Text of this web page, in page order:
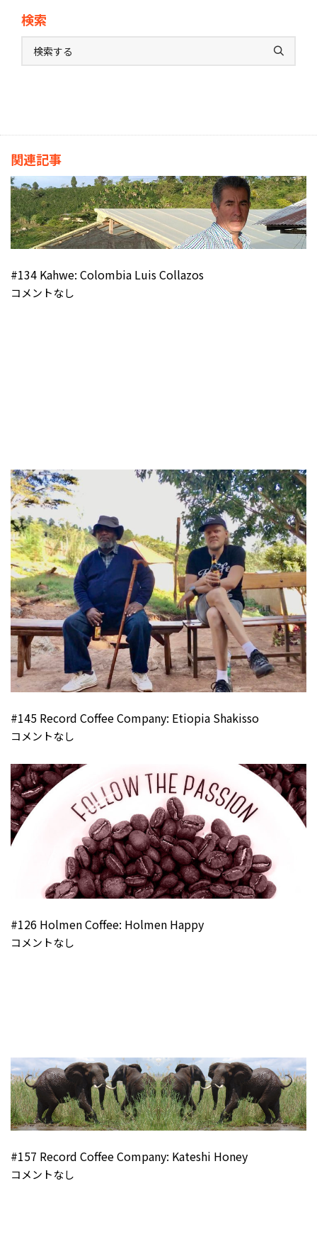
検索
関連記事
#134 Kahwe: Colombia Luis Collazos
コメントなし
#145 Record Coffee Company: Etiopia Shakisso
コメントなし
#126 Holmen Coffee: Holmen Happy
コメントなし
#157 Record Coffee Company: Kateshi Honey
コメントなし